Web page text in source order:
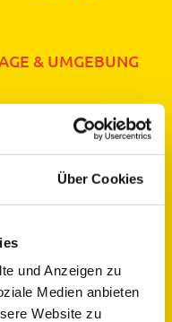
Über Cookies
und Anzeigen zu
Medien anbieten
Website zu
& UMGEBUNG